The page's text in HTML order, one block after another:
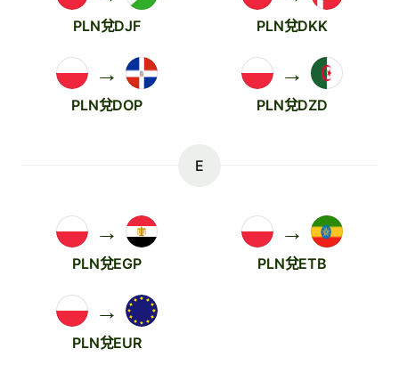
PLN兌DJF PLN兌DKK
→
PLN兌DOP
→
PLN兌DZD
E
→
PLN兌EGP
→
PLN兌ETB
→
PLN兌EUR